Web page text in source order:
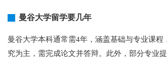
曼谷大学留学要几年
曼谷大学本科通常需4年，涵盖基础与专业课
究为主，需完成论文并答辩。此外，部分专业